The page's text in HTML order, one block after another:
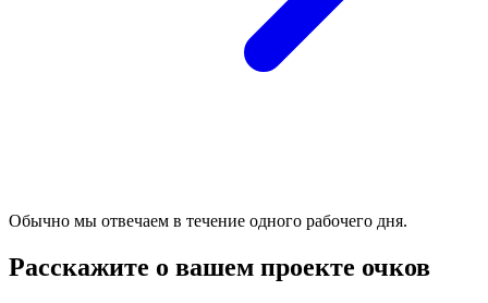
Обычно мы отвечаем в течение одного рабочего дня.
Расскажите о вашем проекте очков